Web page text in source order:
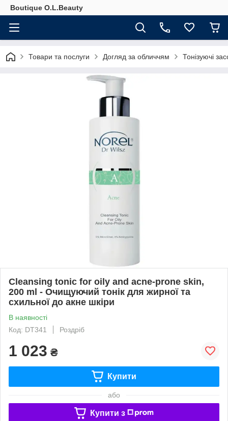
Boutique O.L.Beauty
Товари та послуги Догляд за обличчям Тонізуючі
Cleansing tonic for oily and acne-prone skin,
200 ml - Очищуючий тонік для жирної та
схильної до акне шкіри
В наявності
Код: DT341
Роздріб
1 023 ₴
Купити
або
Купити з